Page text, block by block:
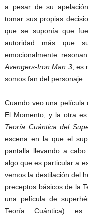
a pesar de su
tomar sus propias
que se suponía que
autoridad más que
emocionalmente
Avengers-Iron Man 3, es
somos fan del personaje.
Cuando veo una película
El Momento, y la otra
Teoría Cuántica del
escena en la que el
pantalla llevando a
algo que es particular a
vemos la destilación del
preceptos básicos de la
una película de
Teoría Cuántica)